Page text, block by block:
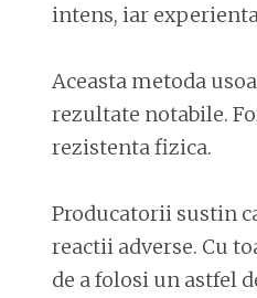
intens, iar
Aceasta metoda
rezultate notabile.
rezistenta fizica.
Producatorii sustin
reactii adverse. Cu
de a folosi un astfel